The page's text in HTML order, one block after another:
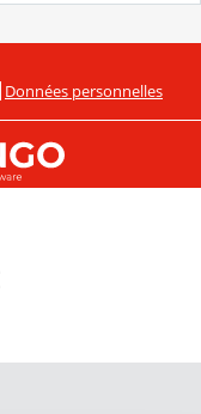
Données personnelles